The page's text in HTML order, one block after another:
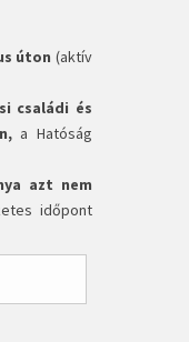
úton (aktív
családi és
a Hatóság
azt nem
időpont